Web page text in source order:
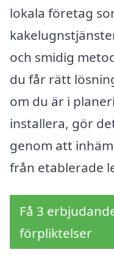
lokala företag
och smidig
du får rätt
om du är i
installera, gör
genom att
från etablerade
Få 3
förpliktelser